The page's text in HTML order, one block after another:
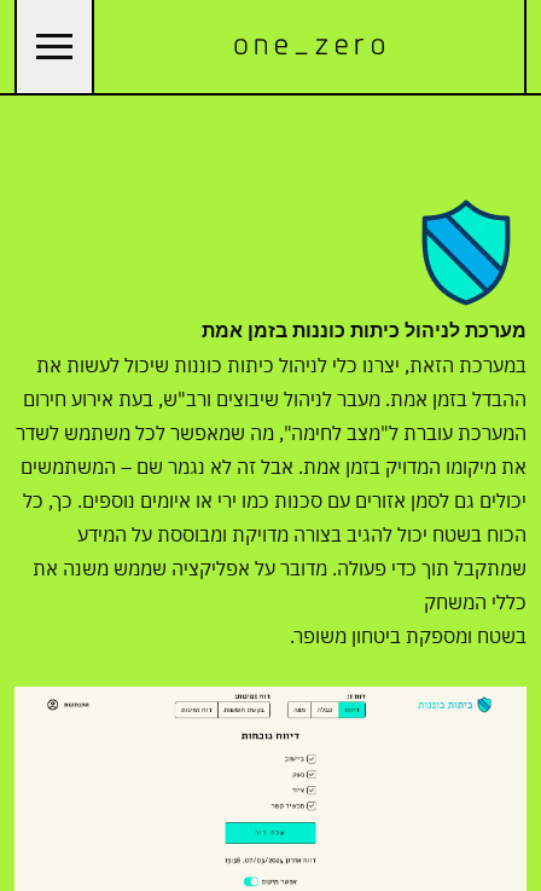
מערכת לניהול כיתות כוננות בזמן אמת
במערכת הזאת, יצרנו כלי לניהול כיתות כוננות שיכול לעשות את
ההבדל בזמן אמת. מעבר לניהול שיבוצים ורב"ש, בעת אירוע חירום
המערכת עוברת ל"מצב לחימה", מה שמאפשר לכל משתמש לשדר
את מיקומו המדויק בזמן אמת. אבל זה לא נגמר שם – המשתמשים
יכולים גם לסמן אזורים עם סכנות כמו ירי או איומים נוספים. כך, כל
הכוח בשטח יכול להגיב בצורה מדויקת ומבוססת על המידע
שמתקבל תוך כדי פעולה. מדובר על אפליקציה שממש משנה את
כללי המשחק
בשטח ומספקת ביטחון משופר.